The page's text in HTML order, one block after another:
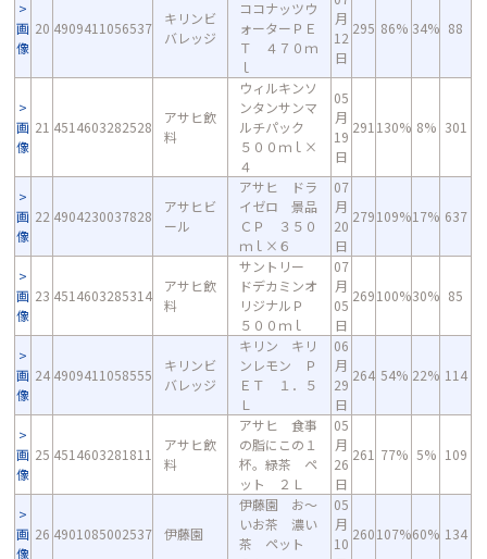
画
像
20 4909411056537
キリンビ
バレッジ
ココナッツウ
ォーターＰＥ
Ｔ ４７０ｍ
ｌ
月
12
日
295 86% 34% 88
画
像
21 4514603282528
アサヒ飲
料
ウィルキンソ
ンタンサンマ
ルチパック
５００ｍｌ×
４
05
月
19
日
291 130% 8% 301
画
像
22 4904230037828
アサヒビ
ール
アサヒ ドラ
イゼロ 景品
ＣＰ ３５０
ｍｌ×６
07
月
20
日
279109%17% 637
画
像
23 4514603285314
アサヒ飲
料
サントリー
ドデカミンオ
リジナルＰ
５００ｍｌ
07
月
05
日
269100%30% 85
画
像
24 4909411058555
キリンビ
バレッジ
キリン キリ
ンレモン Ｐ
ＥＴ １．５
Ｌ
06
月
29
日
264 54% 22% 114
画
像
25 4514603281811
アサヒ飲
料
アサヒ 食事
の脂にこの１
杯。緑茶 ペ
ット ２Ｌ
05
月
26
日
261 77% 5% 109
画
像
26 4901085002537 伊藤園
伊藤園 お～
いお茶 濃い
茶 ペット
05
月
10
260107%60% 134